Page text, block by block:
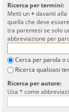
Ricerca per termini:
Metti un+davanti alla
quella che deve
tra parentesi se solo
abbreviazione per
Cerca per parola o
Ricerca qualsiasi
Ricerca per autore:
Usa * come